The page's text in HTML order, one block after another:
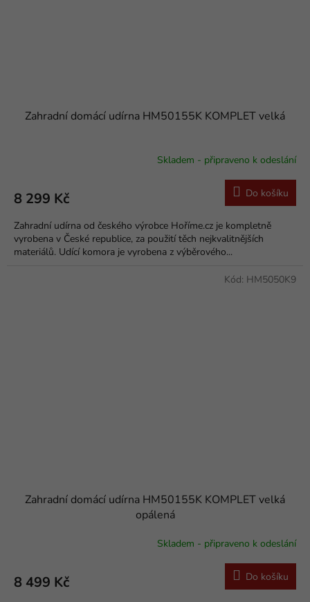
Zahradní domácí udírna HM50155K KOMPLET velká
je
z
5
hvězdiček.
Skladem - připraveno k odeslání
8 299 Kč Do košíku
Zahradní udírna od českého výrobce Hoříme.cz je kompletně
vyrobena v České republice, za použití těch nejkvalitnějších
materiálů. Udící komora je vyrobena z výběrového...
Zahradní domácí udírna HM50155K KOMPLET velká
opálená
Skladem - připraveno k odeslání
8 499 Kč Do košíku
Kód: HM5050K9